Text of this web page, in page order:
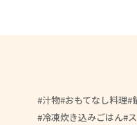
汁物 おもてなし料理
冷凍炊き込みごはん